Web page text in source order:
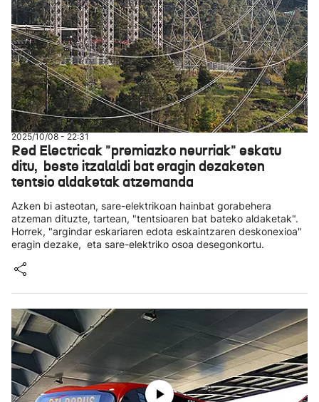
2025/10/08 - 22:31
Red Electricak "premiazko neurriak" eskatu
ditu, beste itzalaldi bat eragin dezaketen
tentsio aldaketak atzemanda
Azken bi asteotan, sare-elektrikoan hainbat gorabehera
atzeman dituzte, tartean, "tentsioaren bat bateko aldaketak".
Horrek, "argindar eskariaren edota eskaintzaren deskonexioa"
eragin dezake, eta sare-elektriko osoa desegonkortu.